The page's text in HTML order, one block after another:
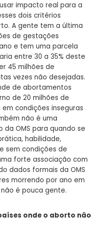
impacto real para a
dois critérios
A gente tem a última
de gestações
e tem uma parcela
entre 30 a 35% deste
45 milhões de
vezes não desejadas.
de abortamentos
de 20 milhões de
condições inseguras
não é uma
OMS para quando se
habilidade,
sem condições de
forte associação com
dados formais da OMS
morrendo por ano em
é pouca gente.
onde o aborto não